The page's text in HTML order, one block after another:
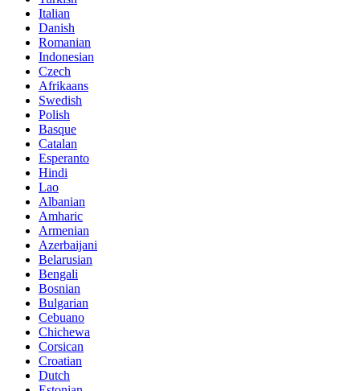
Italian
Danish
Romanian
Indonesian
Czech
Afrikaans
Swedish
Polish
Basque
Catalan
Esperanto
Hindi
Lao
Albanian
Amharic
Armenian
Azerbaijani
Belarusian
Bengali
Bosnian
Bulgarian
Cebuano
Chichewa
Corsican
Croatian
Dutch